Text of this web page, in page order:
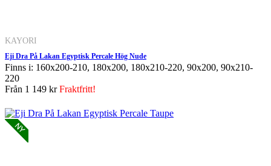
KAYORI
Eji Dra På Lakan Egyptisk Percale Hög Nude
Finns i: 160x200-210, 180x200, 180x210-220, 90x200, 90x210-
220
Från 1 149 krFraktfritt!